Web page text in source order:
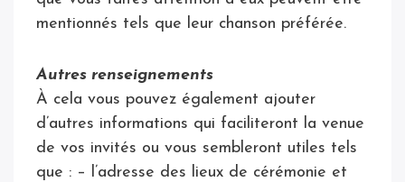
mentionnés tels que leur chanson préférée.
Autres renseignements
À cela vous pouvez également ajouter
d’autres informations qui faciliteront la venue
de vos invités ou vous sembleront utiles tels
que : – l’adresse des lieux de cérémonie et